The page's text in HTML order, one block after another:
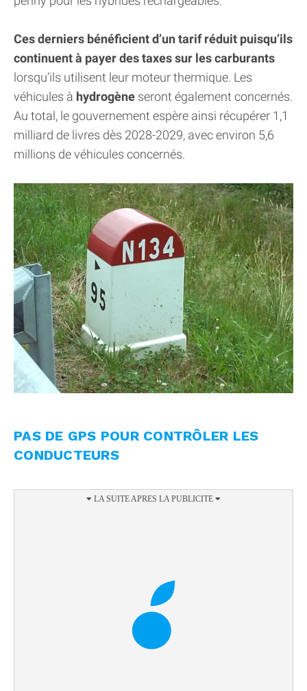
Ces derniers bénéficient d’un tarif réduit puisqu’ils
continuent à payer des taxes sur les carburants
lorsqu’ils utilisent leur moteur thermique. Les
véhicules à hydrogène seront également concernés.
Au total, le gouvernement espère ainsi récupérer 1,1
milliard de livres dès 2028-2029, avec environ 5,6
millions de véhicules concernés.
PAS DE GPS POUR CONTRÔLER LES
CONDUCTEURS